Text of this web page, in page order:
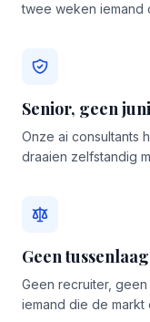
twee weken iemand
Senior, geen
Onze ai consultants
draaien zelfstandig
Geen tussenlaag
Geen recruiter,
iemand die de markt